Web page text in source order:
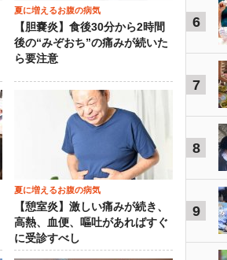
夏に増えるお腹の病気
【胆嚢炎】食後30分から2時間
後の“みぞおち”の痛みが続いた
ら要注意
夏に増えるお腹の病気
【憩室炎】激しい痛みが続き、
高熱、血便、嘔吐があればすぐ
に受診すべし
6
7
8
9